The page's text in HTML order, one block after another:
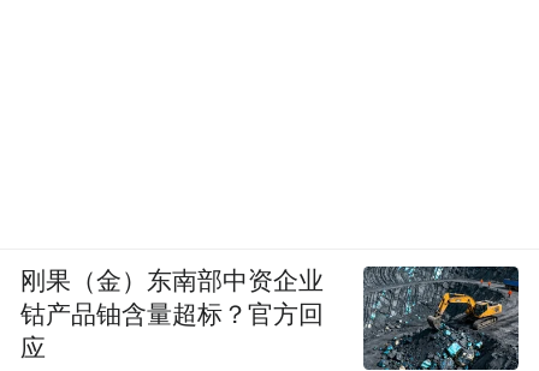
刚果（金）东南部中资企业
钴产品铀含量超标？官方回
应